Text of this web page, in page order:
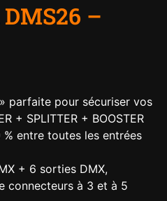
–
parfaite pour sécuriser vos
+ SPLITTER + BOOSTER
entre toutes les entrées
+ 6 sorties DMX,
connecteurs à 3 et à 5